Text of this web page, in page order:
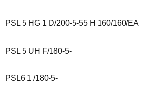
PSL 5 HG 1 D/200-5-55 H 160/160/EA
PSL 5 UH F/180-5-
PSL6 1 /180-5-